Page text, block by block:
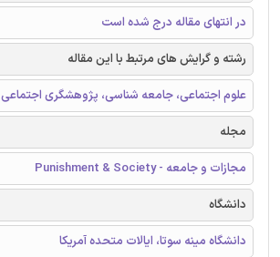
در انتهای مقاله درج شده است
رشته و گرایش های مرتبط با این مقاله
علوم اجتماعی، جامعه شناسی، پژوهشگری اجتماعی
مجله
مجازات و جامعه - Punishment & Society
دانشگاه
دانشگاه مینه سوتا، ایالات متحده آمریکا